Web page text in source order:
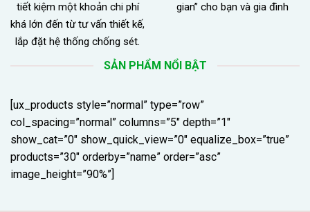
tiết kiệm một khoản chi phí
khá lớn đến từ tư vấn thiết kế,
lắp đặt hệ thống chống sét.
gian” cho bạn và gia đình
SẢN PHẨM NỔI BẬT
[ux_products style=”normal” type=”row”
col_spacing=”normal” columns=”5″ depth=”1″
show_cat=”0″ show_quick_view=”0″ equalize_box=”true”
products=”30″ orderby=”name” order=”asc”
image_height=”90%”]